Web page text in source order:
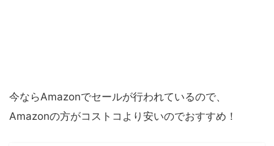
今ならAmazonでセールが行われているので、
Amazonの方がコストコより安いのでおすすめ！